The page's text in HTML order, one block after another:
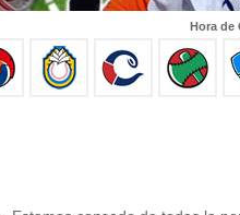
Hora de